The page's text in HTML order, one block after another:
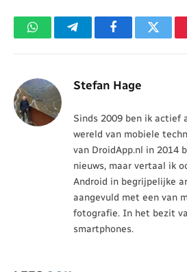
WhatsAppTelegramFacebook
Stefan Hage
Sinds 2009 ben ik actief
wereld van mobiele
van DroidApp.nl in 2014
nieuws, maar vertaal ik
Android in begrijpelijke
aangevuld met een van
fotografie. In het bezit
smartphones.